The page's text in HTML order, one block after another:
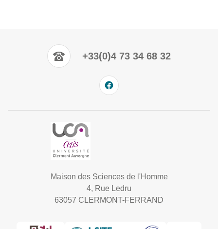
+33(0)4 73 34 68 32
Maison des Sciences de l'Homme
4, Rue Ledru
63057 CLERMONT-FERRAND